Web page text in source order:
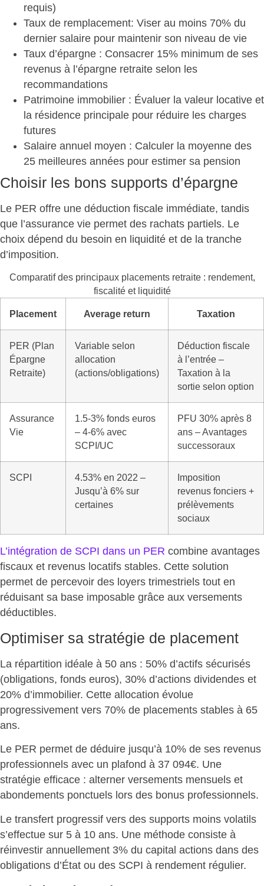
requis)
Taux de remplacement: Viser au moins 70% du
dernier salaire pour maintenir son niveau de vie
Taux d’épargne : Consacrer 15% minimum de ses
revenus à l’épargne retraite selon les
recommandations
Patrimoine immobilier : Évaluer la valeur locative et
la résidence principale pour réduire les charges
futures
Salaire annuel moyen : Calculer la moyenne des
25 meilleures années pour estimer sa pension
Choisir les bons supports d’épargne
Le PER offre une déduction fiscale immédiate, tandis
que l’assurance vie permet des rachats partiels. Le
choix dépend du besoin en liquidité et de la tranche
d’imposition.
Comparatif des principaux placements retraite : rendement,
fiscalité et liquidité
Placement Average return Taxation
PER (Plan
Épargne
Retraite)
Variable selon
allocation
(actions/obligations)
Déduction fiscale
à l’entrée –
Taxation à la
sortie selon option
Assurance
Vie
1.5-3% fonds euros
– 4-6% avec
SCPI/UC
PFU 30% après 8
ans – Avantages
successoraux
SCPI
4.53% en 2022 –
Jusqu’à 6% sur
certaines
Imposition
revenus fonciers +
prélèvements
sociaux
L’intégration de SCPI dans un PER combine avantages
fiscaux et revenus locatifs stables. Cette solution
permet de percevoir des loyers trimestriels tout en
réduisant sa base imposable grâce aux versements
déductibles.
Optimiser sa stratégie de placement
La répartition idéale à 50 ans : 50% d’actifs sécurisés
(obligations, fonds euros), 30% d’actions dividendes et
20% d’immobilier. Cette allocation évolue
progressivement vers 70% de placements stables à 65
ans.
Le PER permet de déduire jusqu’à 10% de ses revenus
professionnels avec un plafond à 37 094€. Une
stratégie efficace : alterner versements mensuels et
abondements ponctuels lors des bonus professionnels.
Le transfert progressif vers des supports moins volatils
s’effectue sur 5 à 10 ans. Une méthode consiste à
réinvestir annuellement 3% du capital actions dans des
obligations d’État ou des SCPI à rendement régulier.